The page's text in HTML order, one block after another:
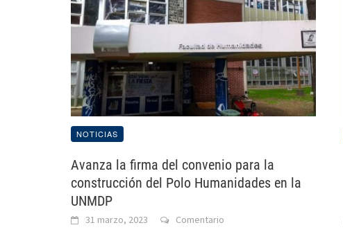
NOTICIAS
Avanza la firma del convenio para la
construcción del Polo Humanidades en la
UNMDP
31 marzo, 2023 Comentario